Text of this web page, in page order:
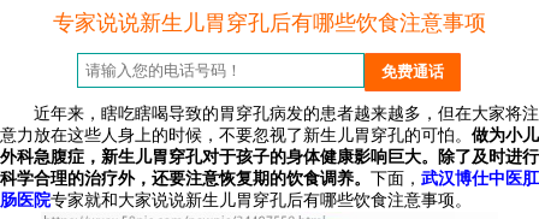
专家说说新生儿胃穿孔后有哪些饮食注意事项
近年来，瞎吃瞎喝导致的胃穿孔病发的患者越来越多，但在大家将注
意力放在这些人身上的时候，不要忽视了新生儿胃穿孔的可怕。 做为小儿
外科急腹症，新生儿胃穿孔对于孩子的身体健康影响巨大。除了及时进行
科学合理的治疗外，还要注意恢复期的饮食调养。 下面， 武汉博仕中医肛
肠医院专家就和大家说说新生儿胃穿孔后有哪些饮食注意事项。